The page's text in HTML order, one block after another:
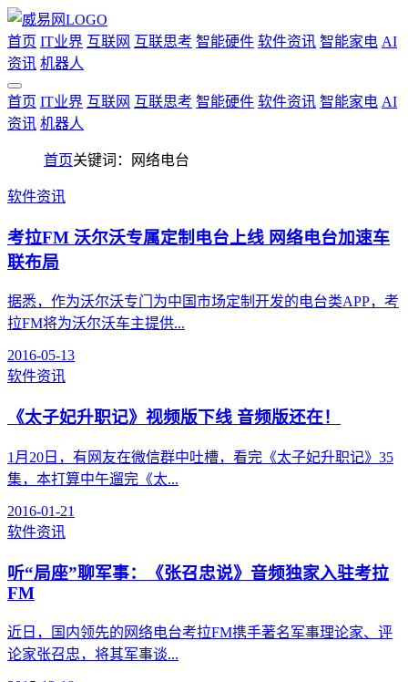
首页 IT业界 互联网 互联思考 智能硬件 软件资讯 智能家电 AI
资讯 机器人
首页 IT业界 互联网 互联思考 智能硬件 软件资讯 智能家电 AI
资讯 机器人
首页关键词：网络电台
软件资讯
考拉FM 沃尔沃专属定制电台上线 网络电台加速车
联布局
据悉，作为沃尔沃专门为中国市场定制开发的电台类APP，考
拉FM将为沃尔沃车主提供...
2016-05-13
软件资讯
《太子妃升职记》视频版下线 音频版还在！
1月20日，有网友在微信群中吐槽，看完《太子妃升职记》35
集，本打算中午遛完《太...
2016-01-21
软件资讯
听“局座”聊军事：《张召忠说》音频独家入驻考拉
FM
近日，国内领先的网络电台考拉FM携手著名军事理论家、评
论家张召忠，将其军事谈...